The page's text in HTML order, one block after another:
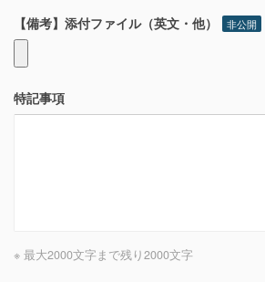
【備考】添付ファイル（英文・他） 非公開
特記事項
※ 最大2000文字まで残り2000文字